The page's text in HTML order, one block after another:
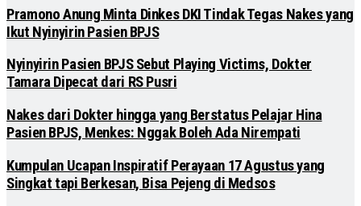
Pramono Anung Minta Dinkes DKI Tindak Tegas Nakes yang
Ikut Nyinyirin Pasien BPJS
Nyinyirin Pasien BPJS Sebut Playing Victims, Dokter
Tamara Dipecat dari RS Pusri
Nakes dari Dokter hingga yang Berstatus Pelajar Hina
Pasien BPJS, Menkes: Nggak Boleh Ada Nirempati
Kumpulan Ucapan Inspiratif Perayaan 17 Agustus yang
Singkat tapi Berkesan, Bisa Pejeng di Medsos